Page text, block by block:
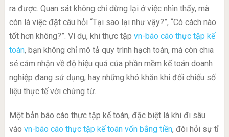
ra được. Quan sát không chỉ dừng lại ở việc nhìn thấy, mà
còn là việc đặt câu hỏi “Tại sao lại như vậy?”, “Có cách nào
tốt hơn không?”. Ví dụ, khi thực tập vn-báo cáo thực tập kế
toán, bạn không chỉ mô tả quy trình hạch toán, mà còn chia
sẻ cảm nhận về độ hiệu quả của phần mềm kế toán doanh
nghiệp đang sử dụng, hay những khó khăn khi đối chiếu số
liệu thực tế với chứng từ.
Một bản báo cáo thực tập kế toán, đặc biệt là khi đi sâu
vào vn-báo cáo thực tập kế toán vốn bằng tiền, đòi hỏi sự tỉ